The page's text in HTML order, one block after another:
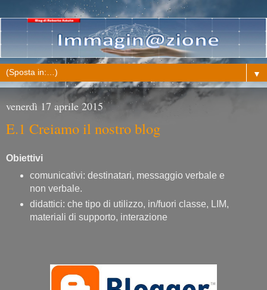
▼
venerdì 17 aprile 2015
E.1 Creiamo il nostro blog
Obiettivi
comunicativi: destinatari, messaggio verbale e
non verbale.
didattici: che tipo di utilizzo, in/fuori classe, LIM,
materiali di supporto, interazione